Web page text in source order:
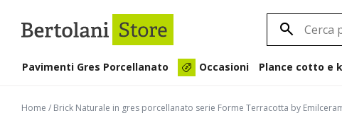
Pavimenti Gres Porcellanato Occasioni Plance cotto e
Home / Brick Naturale in gres porcellanato serie Forme Terracotta by